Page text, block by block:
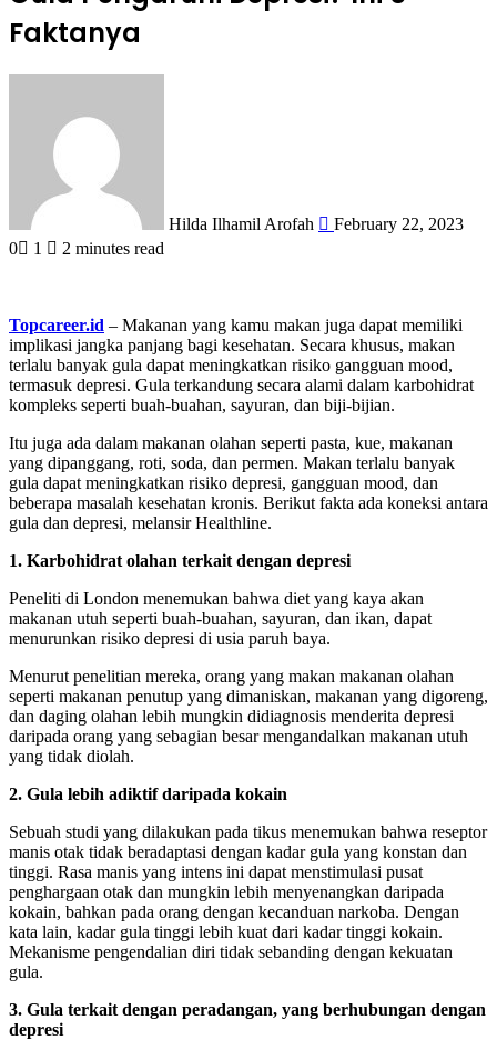
Faktanya
Hilda Ilhamil Arofah
February 22, 2023
0
1 2 minutes read
Topcareer.id – Makanan yang kamu makan juga dapat memiliki
implikasi jangka panjang bagi kesehatan. Secara khusus, makan
terlalu banyak gula dapat meningkatkan risiko gangguan mood,
termasuk depresi. Gula terkandung secara alami dalam karbohidrat
kompleks seperti buah-buahan, sayuran, dan biji-bijian.
Itu juga ada dalam makanan olahan seperti pasta, kue, makanan
yang dipanggang, roti, soda, dan permen. Makan terlalu banyak
gula dapat meningkatkan risiko depresi, gangguan mood, dan
beberapa masalah kesehatan kronis. Berikut fakta ada koneksi antara
gula dan depresi, melansir Healthline.
1. Karbohidrat olahan terkait dengan depresi
Peneliti di London menemukan bahwa diet yang kaya akan
makanan utuh seperti buah-buahan, sayuran, dan ikan, dapat
menurunkan risiko depresi di usia paruh baya.
Menurut penelitian mereka, orang yang makan makanan olahan
seperti makanan penutup yang dimaniskan, makanan yang digoreng,
dan daging olahan lebih mungkin didiagnosis menderita depresi
daripada orang yang sebagian besar mengandalkan makanan utuh
yang tidak diolah.
2. Gula lebih adiktif daripada kokain
Sebuah studi yang dilakukan pada tikus menemukan bahwa reseptor
manis otak tidak beradaptasi dengan kadar gula yang konstan dan
tinggi. Rasa manis yang intens ini dapat menstimulasi pusat
penghargaan otak dan mungkin lebih menyenangkan daripada
kokain, bahkan pada orang dengan kecanduan narkoba. Dengan
kata lain, kadar gula tinggi lebih kuat dari kadar tinggi kokain.
Mekanisme pengendalian diri tidak sebanding dengan kekuatan
gula.
3. Gula terkait dengan peradangan, yang berhubungan dengan
depresi